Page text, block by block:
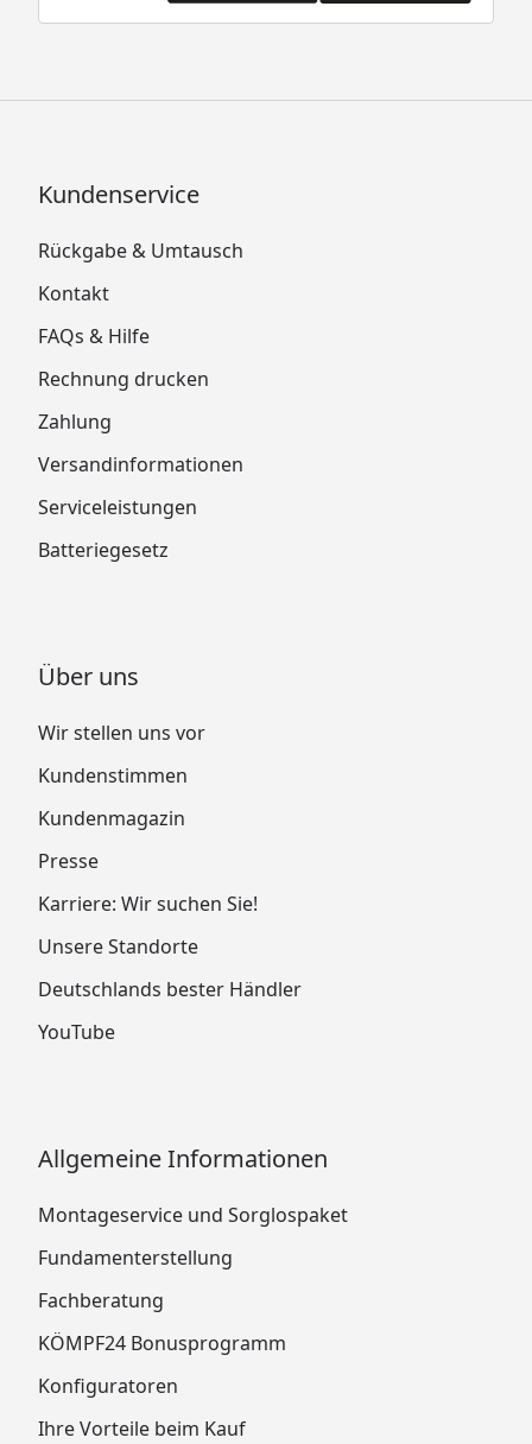
Kundenservice
Rückgabe & Umtausch
Kontakt
FAQs & Hilfe
Rechnung drucken
Zahlung
Versandinformationen
Serviceleistungen
Batteriegesetz
Über uns
Wir stellen uns vor
Kundenstimmen
Kundenmagazin
Presse
Karriere: Wir suchen Sie!
Unsere Standorte
Deutschlands bester Händler
YouTube
Allgemeine Informationen
Montageservice und Sorglospaket
Fundamenterstellung
Fachberatung
KÖMPF24 Bonusprogramm
Konfiguratoren
Ihre Vorteile beim Kauf